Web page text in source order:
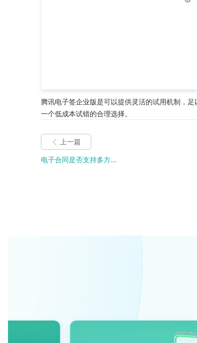
腾讯电子签企业版是可以提供灵活的试用机制，
一个低成本试错的合理选择。
上一篇
电子合同是否支持多方...